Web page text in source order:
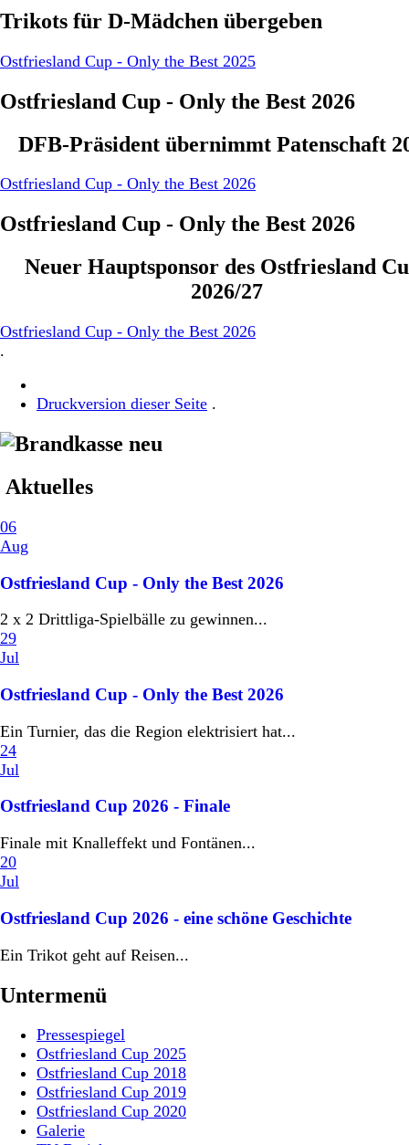
Trikots für D-Mädchen übergeben
Ostfriesland Cup - Only the Best 2025
Ostfriesland Cup - Only the Best 2026
DFB-Präsident übernimmt Patenschaft
Ostfriesland Cup - Only the Best 2026
Ostfriesland Cup - Only the Best 2026
Neuer Hauptsponsor des Ostfriesland
2026/27
Ostfriesland Cup - Only the Best 2026
.
Druckversion dieser Seite .
Aktuelles
06
Aug
Ostfriesland Cup - Only the Best 2026
2 x 2 Drittliga-Spielbälle zu gewinnen...
29
Jul
Ostfriesland Cup - Only the Best 2026
Ein Turnier, das die Region elektrisiert hat...
24
Jul
Ostfriesland Cup 2026 - Finale
Finale mit Knalleffekt und Fontänen...
20
Jul
Ostfriesland Cup 2026 - eine schöne Geschichte
Ein Trikot geht auf Reisen...
Untermenü
Pressespiegel
Ostfriesland Cup 2025
Ostfriesland Cup 2018
Ostfriesland Cup 2019
Ostfriesland Cup 2020
Galerie